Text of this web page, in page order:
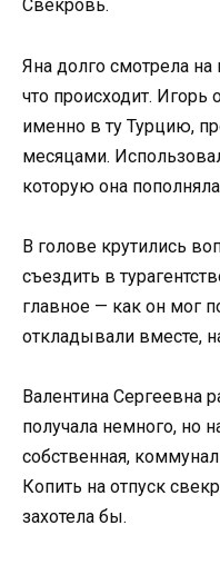
Свекровь.
Яна долго смотрела
что происходит. Игорь
именно в ту Турцию,
месяцами.
которую она
В голове крутились
съездить в
главное — как он мог
откладывали вместе,
Валентина Сергеевна
получала немного, но
собственная,
Копить на отпуск
захотела бы.